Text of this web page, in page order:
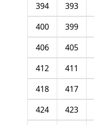
393
394
399
400
405
406
411
412
417
418
423
424